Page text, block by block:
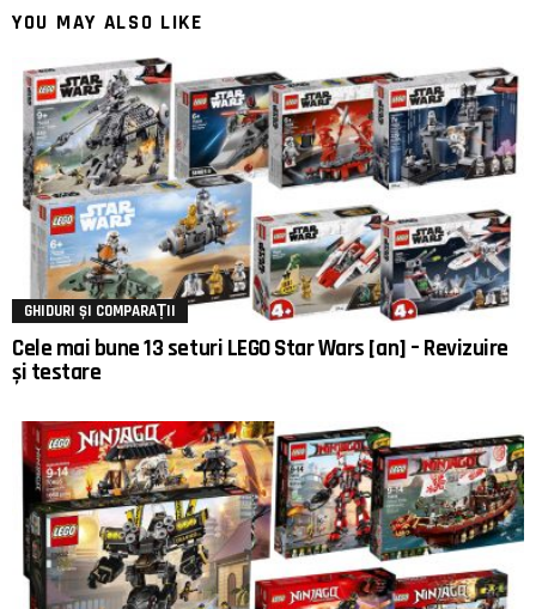
YOU MAY ALSO LIKE
GHIDURI ȘI COMPARAȚII
Cele mai bune 13 seturi LEGO Star Wars [an] – Revizuire
și testare